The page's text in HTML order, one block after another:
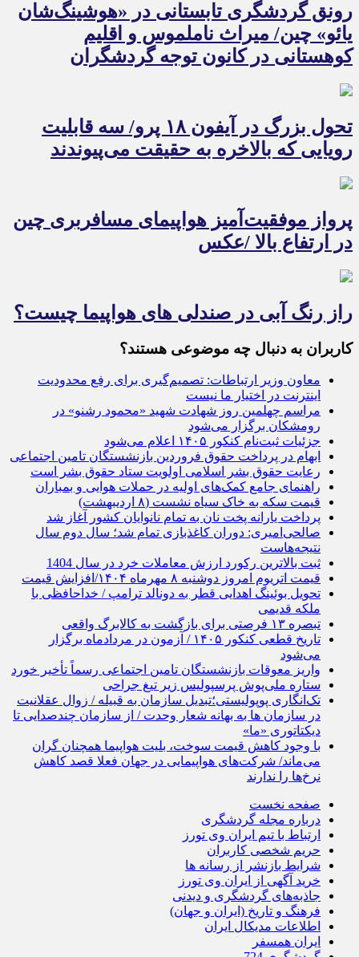
رونق گردشگری تابستانی در «هوشینگ‌شان
یائو» چین/ میراث ناملموس و اقلیم
کوهستانی در کانون توجه گردشگران
تحول بزرگ در آیفون ۱۸ پرو/ سه قابلیت
رویایی که بالاخره به حقیقت می‌پیوندند
پرواز موفقیت‌آمیز هواپیمای مسافربری چین
در ارتفاع بالا /عکس
راز رنگ آبی در صندلی های هواپیما چیست؟
کاربران به دنبال چه موضوعی هستند؟
معاون وزیر ارتباطات: تصمیم‌گیری برای رفع محدودیت
اینترنت در اختیار ما نیست
مراسم چهلمین روز شهادت شهید «محمود رشنو» در
رومشکان برگزار می‌شود
جزئیات ثبت‌نام کنکور ۱۴۰۵ اعلام می‌شود
ابهام در پرداخت حقوق فروردین بازنشستگان تامین اجتماعی
رعایت حقوق بشر اسلامی اولویت ستاد حقوق بشر است
راهنمای جامع کمک‌های اولیه در حملات هوایی و بمباران
قیمت سکه به خاک سیاه نشست (۸ اردیبهشت)
پرداخت یارانه پخت نان به تمام نانوایان کشور آغاز شد
صالحی‌امیری: دوران کاغذبازی تمام شد؛ سال دوم سال
نتیجه‌هاست
ثبت بالاترین رکورد ارزش معاملات خرد در سال 1404
قیمت اتریوم امروز دوشنبه ۸ مهرماه ۱۴۰۴/افزایش قیمت
تحویل بوئینگ اهدایی قطر به دونالد ترامپ / خداحافظی با
ملکه قدیمی
تبصره ۱۳ فرصتی برای بازگشت به کالابرگ واقعی
تاریخ قطعی کنکور ۱۴۰۵ / آزمون در مردادماه برگزار
می‌شود
واریز معوقات بازنشستگان تامین اجتماعی رسماً تأخیر خورد
ستاره ملی‌پوش پرسپولیس زیر تیغ جراحی
تک‌انگاری پوپولیستی؛تبدیل سازمان به قبیله‌ / زوال عقلانیت
در سازمان ها به بهانه شعار وحدت / از سازمان چندصدایی تا
دیکتاتوری «ما»
با وجود کاهش قیمت سوخت، بلیت هواپیما همچنان گران
می‌ماند/ شرکت‌های هواپیمایی در جهان فعلا قصد کاهش
نرخ‌ها را ندارند
صفحه نخست
درباره مجله گردشگری
ارتباط با تیم ایران وی تورز
حریم شخصی کاربران
شرایط بازنشر از رسانه ها
خرید آگهی از ایران وی تورز
جاذبه‌های گردشگری و دیدنی
فرهنگ و تاریخ (ایران و جهان)
اطلاعات مدیکال ایران
ایران همسفر